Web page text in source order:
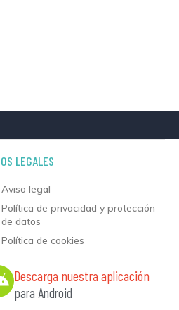
LEGALES
Aviso legal
Política de privacidad y protección
de datos
Política de cookies
Descarga nuestra aplicación
para Android